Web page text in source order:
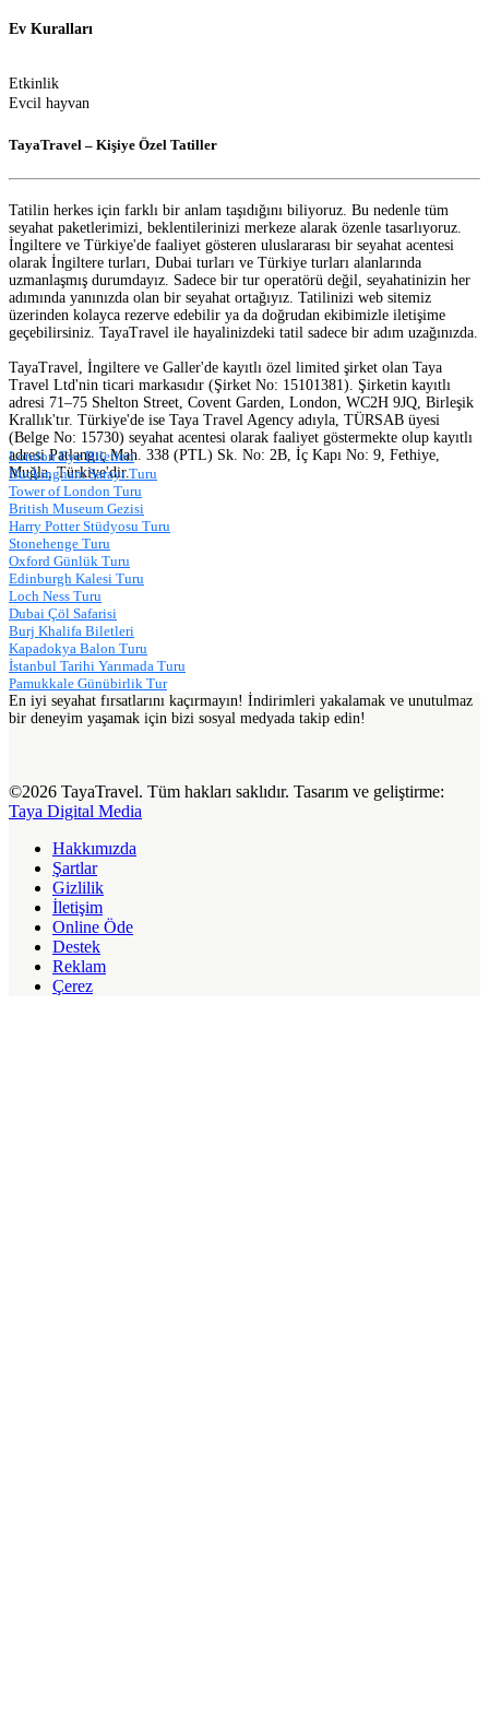
Ev Kuralları
Etkinlik
Evcil hayvan
TayaTravel – Kişiye Özel Tatiller
Tatilin herkes için farklı bir anlam taşıdığını biliyoruz. Bu nedenle tüm
seyahat paketlerimizi, beklentilerinizi merkeze alarak özenle tasarlıyoruz.
İngiltere ve Türkiye'de faaliyet gösteren uluslararası bir seyahat acentesi
olarak İngiltere turları, Dubai turları ve Türkiye turları alanlarında
uzmanlaşmış durumdayız. Sadece bir tur operatörü değil, seyahatinizin her
adımında yanınızda olan bir seyahat ortağıyız. Tatilinizi web sitemiz
üzerinden kolayca rezerve edebilir ya da doğrudan ekibimizle iletişime
geçebilirsiniz. TayaTravel ile hayalinizdeki tatil sadece bir adım uzağınızda.
TayaTravel, İngiltere ve Galler'de kayıtlı özel limited şirket olan Taya
Travel Ltd'nin ticari markasıdır (Şirket No: 15101381). Şirketin kayıtlı
adresi 71–75 Shelton Street, Covent Garden, London, WC2H 9JQ, Birleşik
Krallık'tır. Türkiye'de ise Taya Travel Agency adıyla, TÜRSAB üyesi
(Belge No: 15730) seyahat acentesi olarak faaliyet göstermekte olup kayıtlı
adresi Patlangıç Mah. 338 (PTL) Sk. No: 2B, İç Kapı No: 9, Fethiye,
Muğla, Türkiye'dir.
London Eye Biletleri
Buckingham Sarayı Turu
Tower of London Turu
British Museum Gezisi
Harry Potter Stüdyosu Turu
Stonehenge Turu
Oxford Günlük Turu
Edinburgh Kalesi Turu
Loch Ness Turu
Dubai Çöl Safarisi
Burj Khalifa Biletleri
Kapadokya Balon Turu
İstanbul Tarihi Yarımada Turu
Pamukkale Günübirlik Tur
En iyi seyahat fırsatlarını kaçırmayın! İndirimleri yakalamak ve unutulmaz
bir deneyim yaşamak için bizi sosyal medyada takip edin!
©2026 TayaTravel. Tüm hakları saklıdır. Tasarım ve geliştirme:
Taya Digital Media
Hakkımızda
Şartlar
Gizlilik
İletişim
Online Öde
Destek
Reklam
Çerez